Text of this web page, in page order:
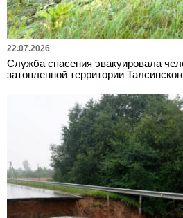
22.07.2026
Служба спасения эвакуировала
затопленной территории